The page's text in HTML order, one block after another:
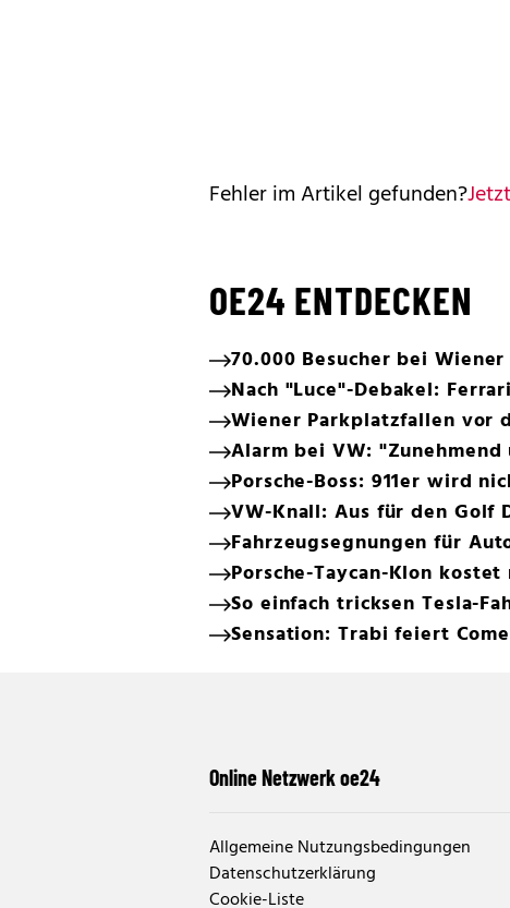
Fehler im Artikel gefunden?
OE24 ENTDECKEN
70.000 Besucher bei
Nach "Luce"-Debakel:
Wiener Parkplatzfallen vor
Alarm bei VW:
Porsche-Boss: 911er wird
VW-Knall: Aus für den Golf
Fahrzeugsegnungen für
Porsche-Taycan-Klon kostet
So einfach tricksen Tesla-
Sensation: Trabi feiert
Online Netzwerk oe24
Allgemeine Nutzungsbedingungen
Datenschutzerklärung
Cookie-Liste